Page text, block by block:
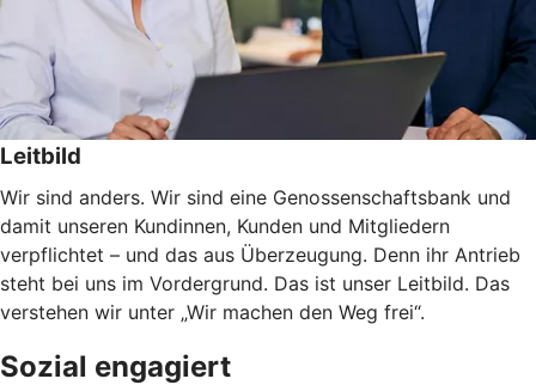
Leitbild
Wir sind anders. Wir sind eine Genossenschaftsbank und
damit unseren Kundinnen, Kunden und Mitgliedern
verpflichtet – und das aus Überzeugung. Denn ihr Antrieb
steht bei uns im Vordergrund. Das ist unser Leitbild. Das
verstehen wir unter „Wir machen den Weg frei“.
Sozial engagiert